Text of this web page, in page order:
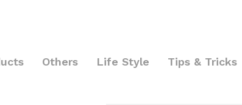
Others Life Style Tips & Tricks